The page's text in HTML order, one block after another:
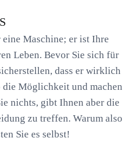
Maschine; er ist Ihre
Leben. Bevor Sie sich für
dass er wirklich
die Möglichkeit und machen
nichts, gibt Ihnen aber die
zu treffen. Warum also
Sie es selbst!